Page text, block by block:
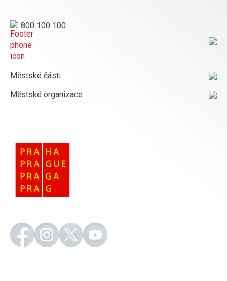
800 100 100
Městské části
Městské organizace